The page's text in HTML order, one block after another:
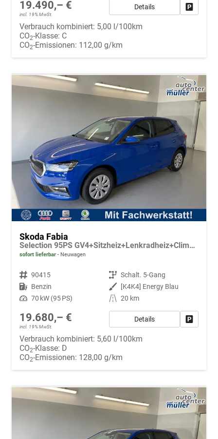
19.490,– €
incl. 19% MwSt.
Details
Verbrauch kombiniert: 5,00 l/100km
CO2-Klasse: C
CO2-Emissionen: 112,00 g/km
Skoda Fabia
Selection 95PS GV4+Sitzheiz+Lenkradheiz+Climatronic+Sunset+AppConnect+PDC
sofort lieferbar Neuwagen
Fahrzeugnr. 90415 Getriebe Schalt. 5-Gang
Kraftstoff Benzin Außenfarbe [K4K4] Energy Blau
Leistung 70 kW (95 PS) Kilometerstand 20 km
19.680,– €
incl. 19% MwSt.
Details
Verbrauch kombiniert: 5,60 l/100km
CO2-Klasse: D
CO2-Emissionen: 128,00 g/km